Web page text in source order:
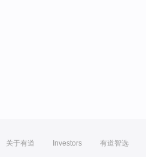
关于有道 Investors 有道智选